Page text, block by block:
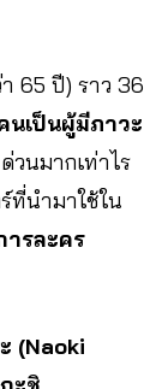
65 ปี) ราว 36
นเป็นผู้มีภาวะ
วนมากเท่าไร
ที่นำมาใช้ใน
ารละคร
(Naoki